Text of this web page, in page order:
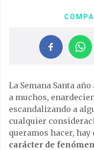
La Semana Santa
a muchos,
escandalizando a
cualquier
queramos hacer, hay
carácter de